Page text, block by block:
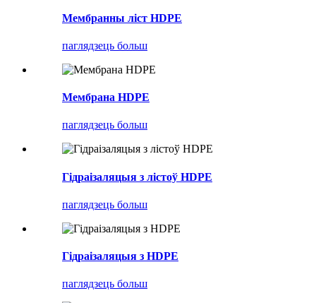
Мембранны ліст HDPE
паглядзець больш
Мембрана HDPE
паглядзець больш
Гідраізаляцыя з лістоў HDPE
паглядзець больш
Гідраізаляцыя з HDPE
паглядзець больш